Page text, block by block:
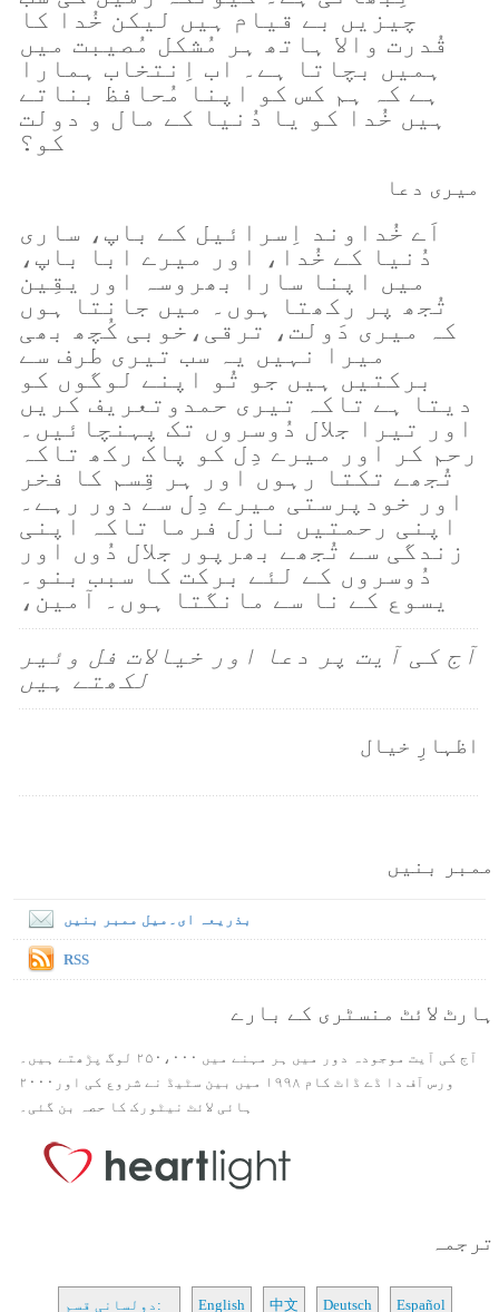
چیزیں بے قیام ہیں لیکن خُدا کا
قُدرت والا ہاتھ ہر مُشکل مُصیبت میں
ہمیں بچاتا ہے۔ اب اِنتخاب ہمارا
ہے کہ ہم کس کو اپنا مُحافظ بناتے
ہیں خُدا کو یا دُنیا کے مال و دولت
کو؟
میری دعا
اَے خُداوند اِسرائیل کے باپ، ساری
دُنیا کے خُدا، اور میرے ابا باپ،
میں اپنا سارا بھروسہ اور یقِین
تُجھ پر رکھتا ہوں۔ میں جانتا ہوں
کہ میری دَولت، ترقی،خوبی کُچھ بھی
میرا نہیں یہ سب تیری طرف سے
برکتیں ہیں جو تُو اپنے لوگوں کو
دیتا ہے تاکہ تیری حمدوتعریف کریں
اور تیرا جلال دُوسروں تک پہنچائیں۔
رحم کر اور میرے دِل کو پاک رکھ تاکہ
تُجھے تکتا رہوں اور ہر قِسم کا فخر
اور خودپرستی میرے دِل سے دور رہے۔
اپنی رحمتیں نازل فرما تاکہ اپنی
زندگی سے تُجھے بھرپور جلال دُوں اور
دُوسروں کے لئے برکت کا سبب بنو۔
یسوع کے نا سے مانگتا ہوں۔ آمین،
آج کی آیت پر دعا اور خیالات فل وئیر
لکھتے ہیں
اظہارِ خیال
ممبر بنیں
بذریعہ ای۔میل ممبر بنیں
RSS
ہارٹ لائٹ منسٹری کے بارے
آج کی آیت موجودہ دور میں ہر مہنے میں ۲۵۰،۰۰۰ لوگ پڑھتے ہیں۔
ورس آف دا ڈے ڈاٹ کام ۱۹۹۸ میں بین سٹیڈ نے شروع کی اور۲۰۰۰
ہائی لائٹ نیٹورک کا حصہ بن گئی۔
ترجمہ
دولسانی قسم: English 中文 Deutsch Español